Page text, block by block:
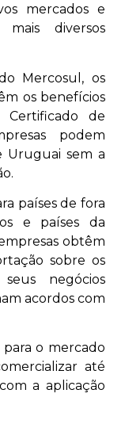
mercados e
diversos
Mercosul, os
os benefícios
de
podem
Uruguai sem a
países de fora
e países da
obtêm
sobre os
negócios
acordos com
o mercado
até
a aplicação